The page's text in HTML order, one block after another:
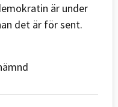
är under
det är för sent.